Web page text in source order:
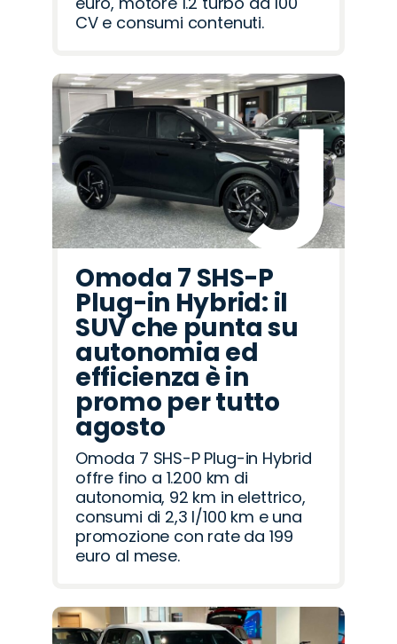
CV e consumi contenuti.
Omoda 7 SHS-P
Plug-in Hybrid: il
SUV che punta su
autonomia ed
efficienza è in
promo per tutto
agosto
Omoda 7 SHS-P Plug-in Hybrid
offre fino a 1.200 km di
autonomia, 92 km in elettrico,
consumi di 2,3 l/100 km e una
promozione con rate da 199
euro al mese.